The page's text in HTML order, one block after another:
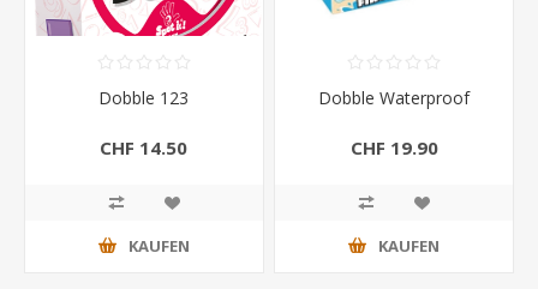
Dobble 123
CHF 14.50
KAUFEN
Dobble Waterproof
CHF 19.90
KAUFEN